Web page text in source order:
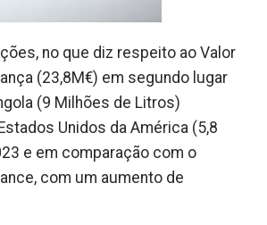
no que diz respeito ao Valor
(23,8M€) em segundo lugar
(9 Milhões de Litros)
Unidos da América (5,8
e em comparação com o
com um aumento de